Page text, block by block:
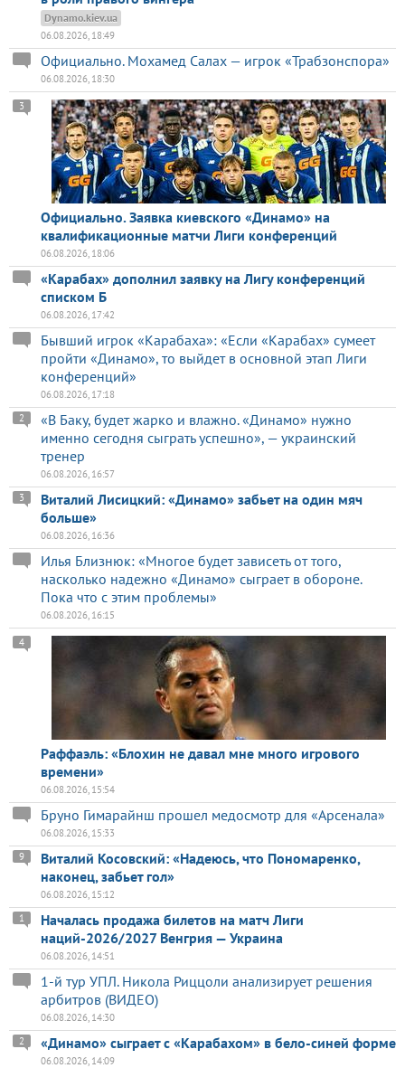
Dynamo.kiev.ua
06.08.2026, 18:49
Официально. Мохамед Салах — игрок «Трабзонспора»
06.08.2026, 18:30
Официально. Заявка киевского «Динамо» на
квалификационные матчи Лиги конференций
3
06.08.2026, 18:06
«Карабах» дополнил заявку на Лигу конференций
списком Б
06.08.2026, 17:42
Бывший игрок «Карабаха»: «Если «Карабах» сумеет
пройти «Динамо», то выйдет в основной этап Лиги
конференций»
06.08.2026, 17:18
«В Баку, будет жарко и влажно. «Динамо» нужно
именно сегодня сыграть успешно», — украинский
тренер
2
06.08.2026, 16:57
Виталий Лисицкий: «Динамо» забьет на один мяч
больше»
3
06.08.2026, 16:36
Илья Близнюк: «Многое будет зависеть от того,
насколько надежно «Динамо» сыграет в обороне.
Пока что с этим проблемы»
06.08.2026, 16:15
Раффаэль: «Блохин не давал мне много игрового
времени»
4
06.08.2026, 15:54
Бруно Гимарайнш прошел медосмотр для «Арсенала»
06.08.2026, 15:33
Виталий Косовский: «Надеюсь, что Пономаренко,
наконец, забьет гол»
9
06.08.2026, 15:12
Началась продажа билетов на матч Лиги
наций-2026/2027 Венгрия — Украина
1
06.08.2026, 14:51
1-й тур УПЛ. Никола Риццоли анализирует решения
арбитров (ВИДЕО)
06.08.2026, 14:30
«Динамо» сыграет с «Карабахом» в бело-синей форме
2
06.08.2026, 14:09